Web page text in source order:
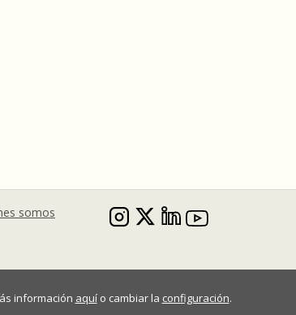
somos
información aquío cambiar la configuración.